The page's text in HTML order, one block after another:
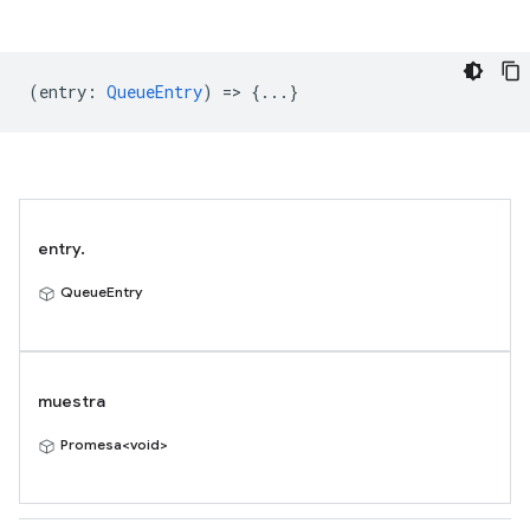
(entry : QueueEntry) => {...}
entry.
QueueEntry
muestra
Promesa<void>